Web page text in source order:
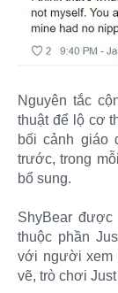
Nguyên tắc
thuật để lộ cơ
bối cảnh giáo
trước, trong
bổ sung.
ShyBear
thuộc phần
với người xem
vẽ, trò chơi